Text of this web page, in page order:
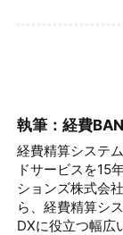
執筆：経費
経費精算システ
ドサービスを15
ションズ株式会
ら、経費精算シ
DXに役立つ幅広